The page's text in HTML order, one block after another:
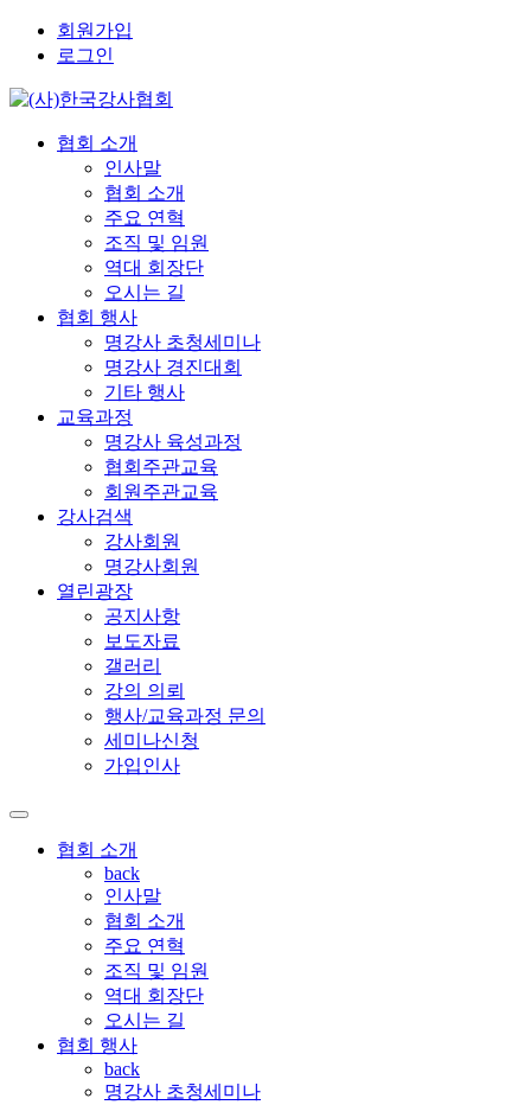
회원가입
로그인
협회 소개
인사말
협회 소개
주요 연혁
조직 및 임원
역대 회장단
오시는 길
협회 행사
명강사 초청세미나
명강사 경진대회
기타 행사
교육과정
명강사 육성과정
협회주관교육
회원주관교육
강사검색
강사회원
명강사회원
열린광장
공지사항
보도자료
갤러리
강의 의뢰
행사/교육과정 문의
세미나신청
가입인사
협회 소개
back
인사말
협회 소개
주요 연혁
조직 및 임원
역대 회장단
오시는 길
협회 행사
back
명강사 초청세미나